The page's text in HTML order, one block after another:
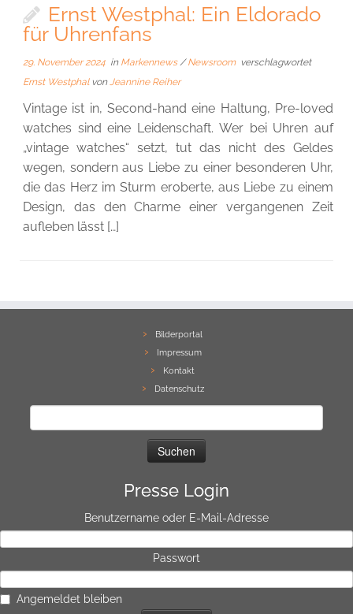
Ernst Westphal: Ein Eldorado
für Uhrenfans
29. November 2024in Markennews/Newsroom verschlagwortet
Ernst Westphal vonJeannine Reiher
Vintage ist in, Second-hand eine Haltung, Pre-loved
watches sind eine Leidenschaft. Wer bei Uhren auf
„vintage watches“ setzt, tut das nicht des Geldes
wegen, sondern aus Liebe zu einer besonderen Uhr,
die das Herz im Sturm eroberte, aus Liebe zu einem
Design, das den Charme einer vergangenen Zeit
aufleben lässt […]
Bilderportal
Impressum
Kontakt
Datenschutz
Presse Login
Benutzername oder E-Mail-Adresse
Passwort
Angemeldet bleiben